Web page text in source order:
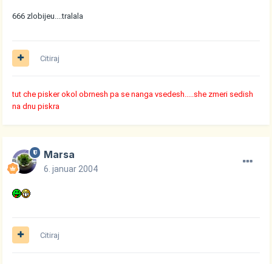
666 zlobijeu....tralala
Citiraj
tut che pisker okol obrnesh pa se nanga vsedesh.....she zmeri sedish
na dnu piskra
Marsa
6. januar 2004
Citiraj